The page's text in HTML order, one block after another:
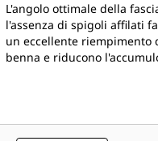
L'angolo ottimale della
l'assenza di spigoli affilati
un eccellente riempimento
benna e riducono